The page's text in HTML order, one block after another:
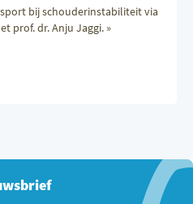
bij schouderinstabiliteit via
prof. dr. Anju Jaggi. »